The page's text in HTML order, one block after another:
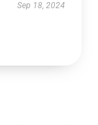
Sep 18, 2024